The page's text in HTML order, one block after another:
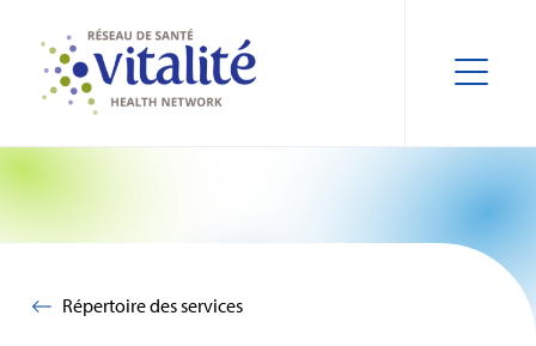
Répertoire des services